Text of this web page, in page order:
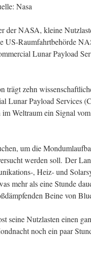
Nasa
der NASA, kleine
US-Raumfahrtbehörde
Lunar Payload
trägt zehn
Lunar Payload Services
Weltraum ein Signal
um die
werden soll. Der
, Heiz- und
mehr als eine Stunde
Beine von
seine Nutzlasten einen
noch ein paar